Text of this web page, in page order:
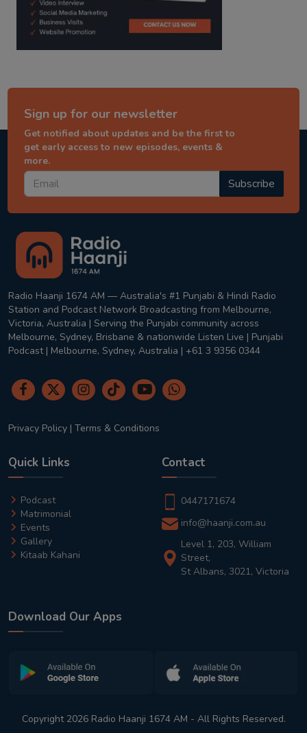
Sign up for our newsletter
Get notified about updates and be the first to
get early access to new episodes, events &
more.
Subscribe
Radio Haanji 1674 AM — Australia's #1 Punjabi & Hindi Radio
Station and Podcast Network Broadcasting from Melbourne,
Victoria, Australia | Serving the Punjabi community across
Melbourne, Sydney, Brisbane & nationwide Listen Live | Punjabi
Podcast | Melbourne, Sydney, Australia | +61 3 9356 0344
Privacy Policy | Terms & Conditions
Quick Links
Podcast
Matrimonial
Events
Gallery
Kitaab Kahani
Contact
0447171674
info@haanji.com.au
Level 1, 203, William
Street,
St Albans, 3021, Victoria
Download Our Apps
Copyright 2026 Radio Haanji 1674 AM - All Rights Reserved.